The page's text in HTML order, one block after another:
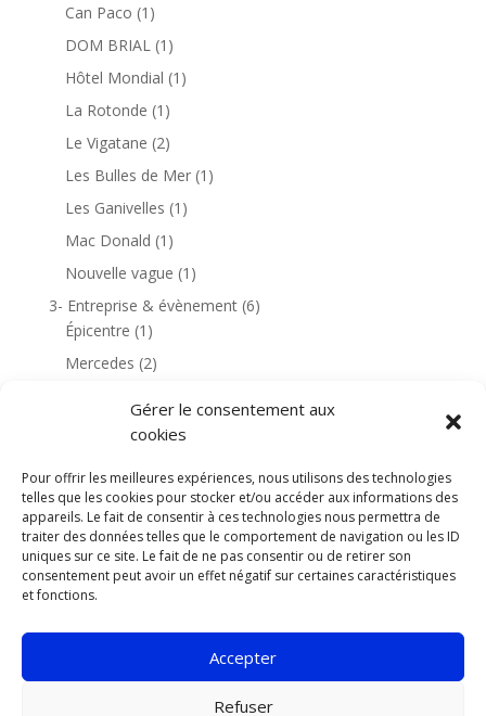
Gérer le consentement aux
cookies
Pour offrir les meilleures expériences, nous utilisons des technologies
telles que les cookies pour stocker et/ou accéder aux informations des
appareils. Le fait de consentir à ces technologies nous permettra de
traiter des données telles que le comportement de navigation ou les ID
uniques sur ce site. Le fait de ne pas consentir ou de retirer son
consentement peut avoir un effet négatif sur certaines caractéristiques
et fonctions.
Accepter
Refuser
Can Paco (1)
DOM BRIAL (1)
Hôtel Mondial (1)
La Rotonde (1)
Le Vigatane (2)
Les Bulles de Mer(1)
Les Ganivelles (1)
Mac Donald (1)
Nouvelle vague (1)
3- Entreprise & évènement(6)
Épicentre (1)
Mercedes (2)
4- Habitation & environnement
Golf de Saint Cyprien (6)
Le Canigou (3)
Les Corbières(1)
Moulin de Lène (1)